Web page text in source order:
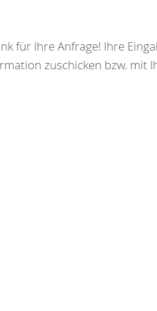
für Ihre Anfrage! Ihre
zuschicken bzw. mit